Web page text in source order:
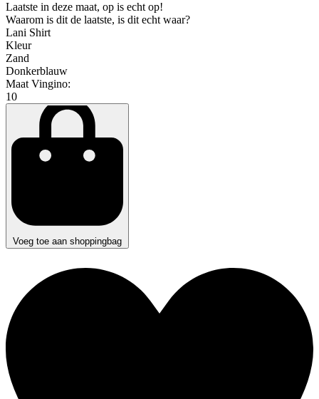
Laatste in deze maat, op is echt op!
Waarom is dit de laatste, is dit echt waar?
Lani Shirt
Kleur
Zand
Donkerblauw
Maat Vingino:
10
Voeg toe aan shoppingbag